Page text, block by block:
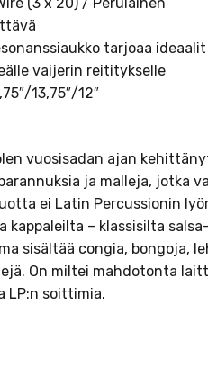
tarjoaa
vaijerin reititykselle
13,75″/12″
vuosisadan ajan
ja malleja, jotka
ei Latin Percussionin
– klassisilta
sisältää congia, bongoja,
On miltei mahdotonta
LP:n soittimia.